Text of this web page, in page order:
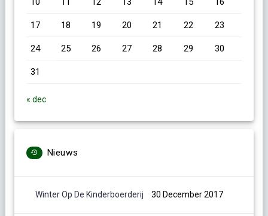
17 18 19 20 21 22 23
24 25 26 27 28 29 30
31
« dec
Nieuws
Winter Op De Kinderboerderij 30 December 2017